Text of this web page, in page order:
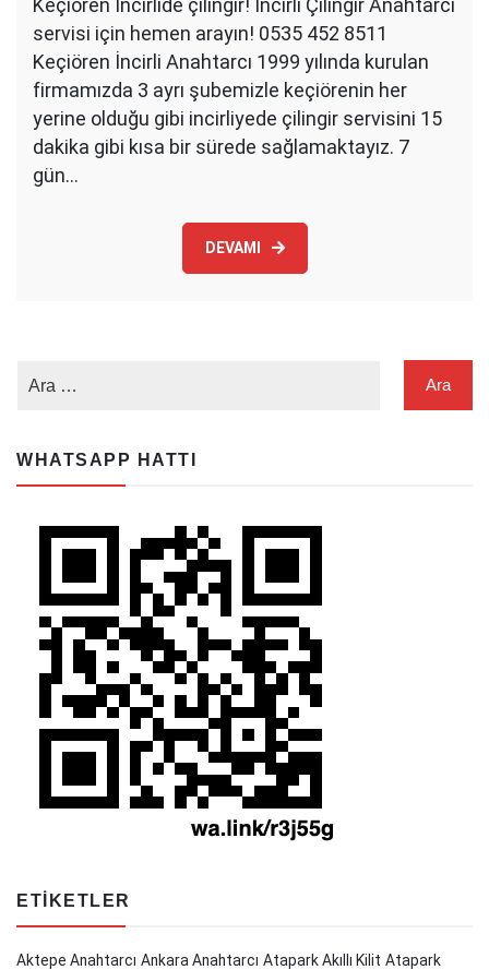
Keçiören İncirlide çilingir! İncirli Çilingir Anahtarcı
servisi için hemen arayın! 0535 452 8511
Keçiören İncirli Anahtarcı 1999 yılında kurulan
firmamızda 3 ayrı şubemizle keçiörenin her
yerine olduğu gibi incirliyede çilingir servisini 15
dakika gibi kısa bir sürede sağlamaktayız. 7
gün…
DEVAMI
WHATSAPP HATTI
ETIKETLER
Aktepe Anahtarcı Ankara Anahtarcı Atapark Akıllı Kilit Atapark